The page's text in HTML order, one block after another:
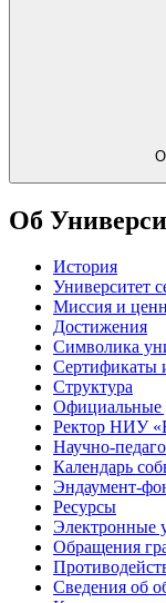
Об
История
Университет
Миссия и
Достижения
Символика
Сертификаты
Структура
Официальные
Ректор НИУ
Научно-
Календарь
Эндаумент-
Ресурсы
Электронные
Обращения
Сведения об